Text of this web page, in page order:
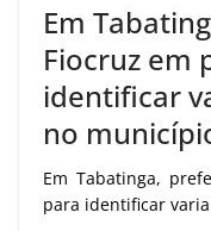
Em
Fiocruz em
identificar
no
Em Tabatinga,
para identificar